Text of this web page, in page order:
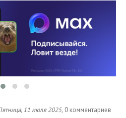
11 июля 2025, 0 комментариев